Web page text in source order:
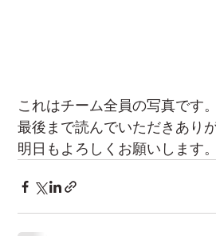
これはチーム全員の写真です。
最後まで読んでいただきあり
明日もよろしくお願いします。